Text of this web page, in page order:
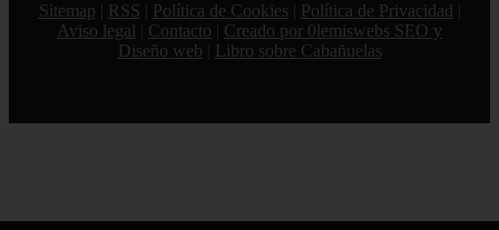
Sitemap
RSS Política de Cookies Política de Privacidad
Aviso legal
Contacto
Creado por 0lemiswebs SEO y
Diseño web
Libro sobre Cabañuelas